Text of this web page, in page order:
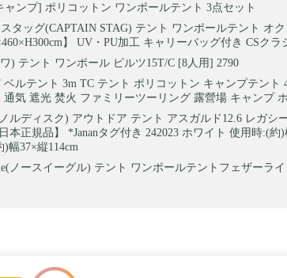
ャンプ] ポリコットン ワンポールテント 3点セット
タッグ(CAPTAIN STAG) テント ワンポールテント オ
】 UV・PU加工 キャリーバッグ付き CSクラ
) テント ワンポール ピルツ15T/C [8人用] 2790
ベルテント 3m TC テント ポリコットン キャンプテント
通気 遮光 焚火 ファミリーツーリング 露營場 キャンプ
ルディスク) アウトドア テント アスガルド12.6 レガシ
本正規品】 *Jananタグ付き 242023 ホワイト 使用時:(約)
)幅37×縦114cm
ノースイーグル) テント ワンポールテントフェザーラ